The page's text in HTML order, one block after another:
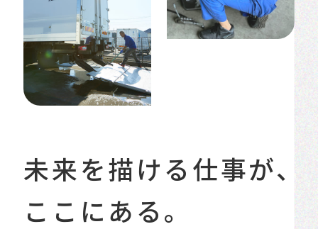
未来を描ける仕事が、
ここにある。